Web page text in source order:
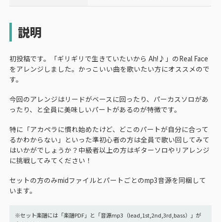
説明
初投稿です。「ギリギリで生きていたいから Ah!♪」のReal Face
をアレンジしました。かっこいい曲を歌いたい方にオススメので
す。
今回のアレンジはリードがベースに回ったり、パーカスソロがあ
ったり、と全員に美味しいパートがあるのが特徴です。
特に「アカペラに慣れ始めたけど、どこのパートが自分に合って
るかわからない」といった準初心者の方は全員で歌い回してみて
はいかがでしょうか？中級者以上の方はギターソロやリアレンジ
に挑戦してみてください！
セットの方のみmidファイルとパートごとのmp3音源を同梱して
います。
※セット楽譜には「楽譜PDF」と「音源mp3（lead,1st,2nd,3rd,bass）」が